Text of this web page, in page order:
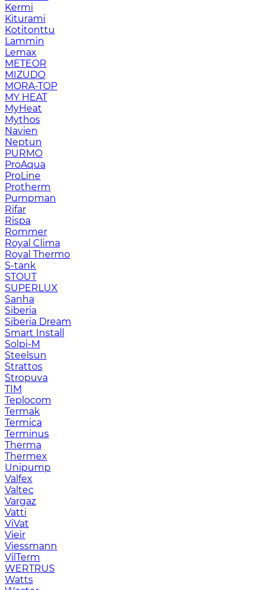
Kermi
Kiturami
Kotitonttu
Lammin
Lemax
METEOR
MIZUDO
MORA-TOP
MY HEAT
MyHeat
Mythos
Navien
Neptun
PURMO
ProAqua
ProLine
Protherm
Pumpman
Rifar
Rispa
Rommer
Royal Clima
Royal Thermo
S-tank
STOUT
SUPERLUX
Sanha
Siberia
Siberia Dream
Smart Install
Solpi-M
Steelsun
Strattos
Stropuva
TIM
Teplocom
Termak
Termica
Terminus
Therma
Thermex
Unipump
Valfex
Valtec
Vargaz
Vatti
ViVat
Vieir
Viessmann
VilTerm
WERTRUS
Watts